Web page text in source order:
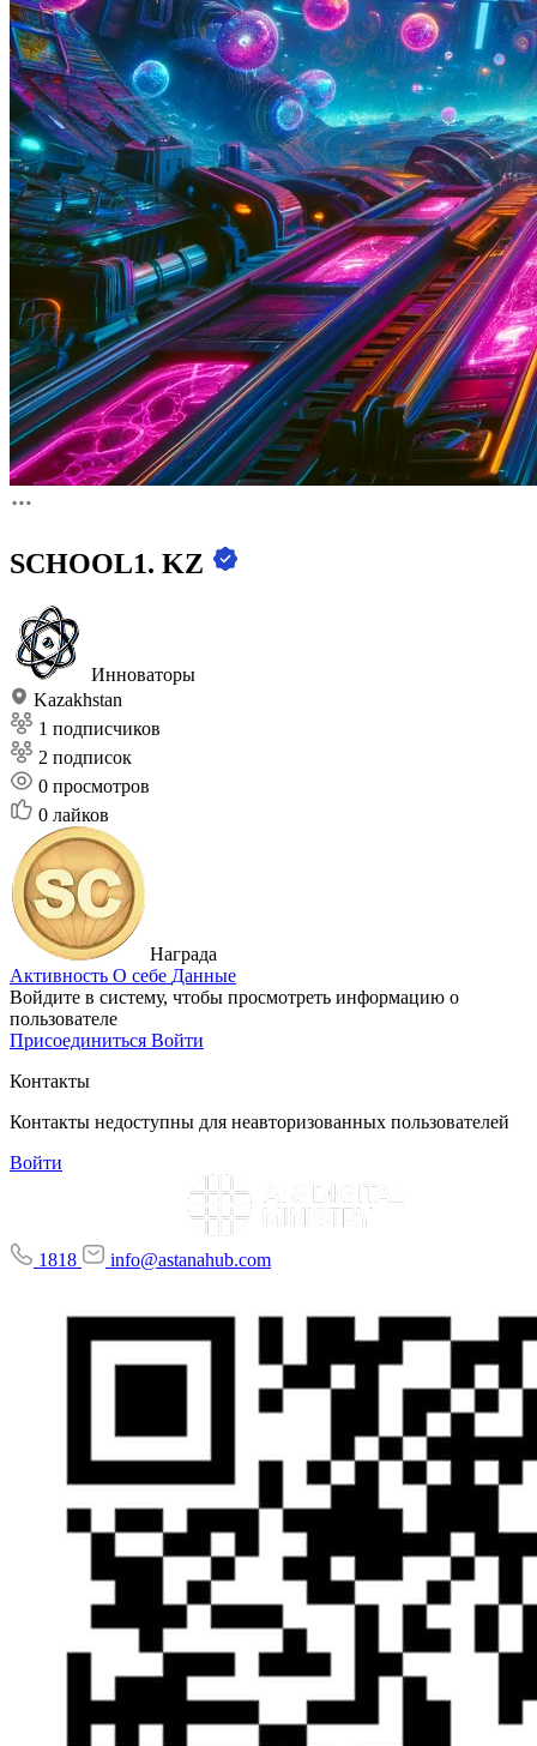
SCHOOL1. KZ
Инноваторы
Kazakhstan
1 подписчиков
2 подписок
0 просмотров
0 лайков
Награда
Активность О себе Данные
Войдите в систему, чтобы просмотреть информацию о
пользователе
Присоединиться Войти
Контакты
Контакты недоступны для неавторизованных пользователей
Войти
1818 info@astanahub.com